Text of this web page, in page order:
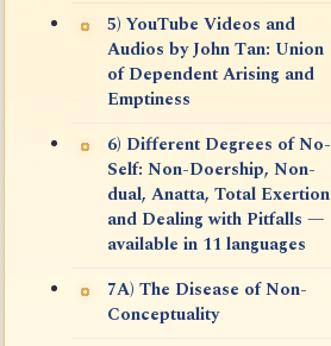
5) YouTube Videos and
Audios by John Tan: Union
of Dependent Arising and
Emptiness
6) Different Degrees of No-
Self: Non-Doership, Non-
dual, Anatta, Total Exertion
and Dealing with Pitfalls —
available in 11 languages
7A) The Disease of Non-
Conceptuality